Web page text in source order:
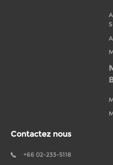
Contactez nous
+66 02-233-5118